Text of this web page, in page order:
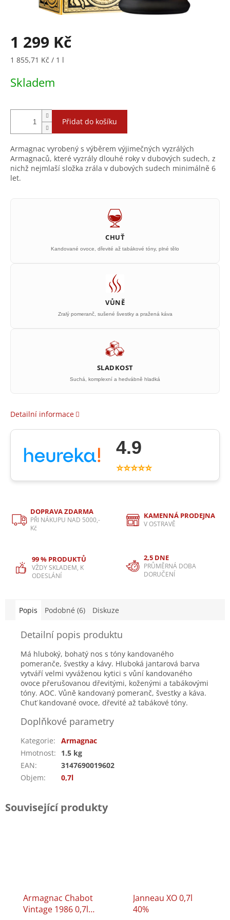
1 299 Kč
Měrná
1 855,71 Kč / 1 l
Skladem
Přidat do košíku
Armagnac vyrobený s výběrem výjimečných vyzrálých
Armagnaců, které vyzrály dlouhé roky v dubových sudech, z
nichž nejmlaší složka zrála v dubových sudech minimálně 6
let.
CHUŤ
Kandované ovoce, dřevité až tabákové tóny, plné tělo
VŮNĚ
Zralý pomeranč, sušené švestky a pražená káva
SLADKOST
Suchá, komplexní a hedvábně hladká
Detailní informace
4.9
⭐⭐⭐⭐⭐
DOPRAVA ZDARMA
PŘI NÁKUPU NAD 5000,-
Kč
KAMENNÁ PRODEJNA
V OSTRAVĚ
99 % PRODUKTŮ
VŽDY SKLADEM, K
ODESLÁNÍ
2,5 DNE
PRŮMĚRNÁ DOBA
DORUČENÍ
Popis Podobné (6) Diskuze
Detailní popis produktu
Má hluboký, bohatý nos s tóny kandovaného
pomeranče, švestky a kávy. Hluboká jantarová barva
vytváří velmi vyváženou kytici s vůní kandovaného
ovoce přerušovanou dřevitými, koženými a tabákovými
tóny. AOC. Vůně kandovaný pomeranč, švestky a káva.
Chuť kandované ovoce, dřevité až tabákové tóny.
Doplňkové parametry
Kategorie:
Armagnac
Hmotnost:
1.5 kg
EAN:
3147690019602
Objem: 0,7l
Související produkty
Armagnac Chabot
Vintage 1986 0,7l
Janneau XO 0,7l
40%